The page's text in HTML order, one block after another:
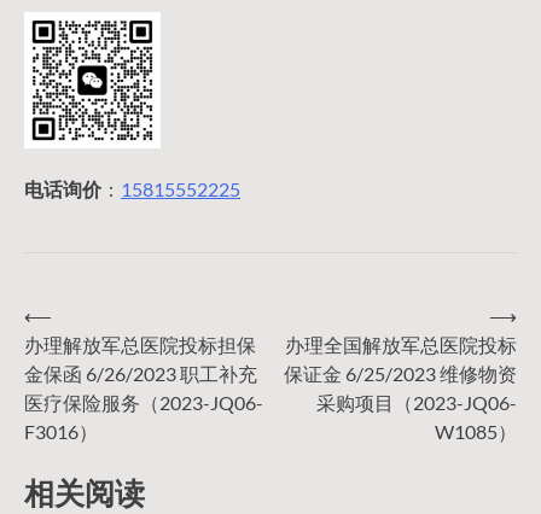
电话询价： 15815552225
文
章
导
⟵
办理解放军总医院投标担保
金保函 6/26/2023 职工补充
医疗保险服务（2023-JQ06-
F3016）
办理全国解放军总医院投标
保证金 6/25/2023 维修物资
采购项目（2023-JQ06-
W1085）
⟶
相关阅读